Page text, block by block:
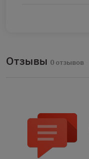
Отзывы 0 отзывов